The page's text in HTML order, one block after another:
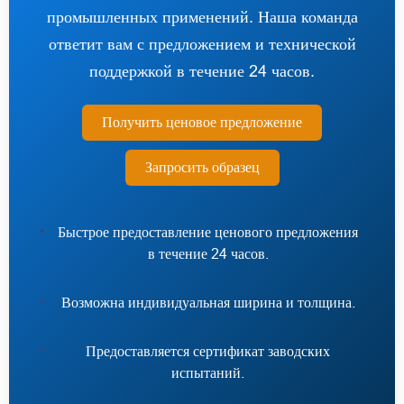
промышленных применений. Наша команда
ответит вам с предложением и технической
поддержкой в течение 24 часов.
Получить ценовое предложение
Запросить образец
Быстрое предоставление ценового предложения
в течение 24 часов.
Возможна индивидуальная ширина и толщина.
Предоставляется сертификат заводских
испытаний.